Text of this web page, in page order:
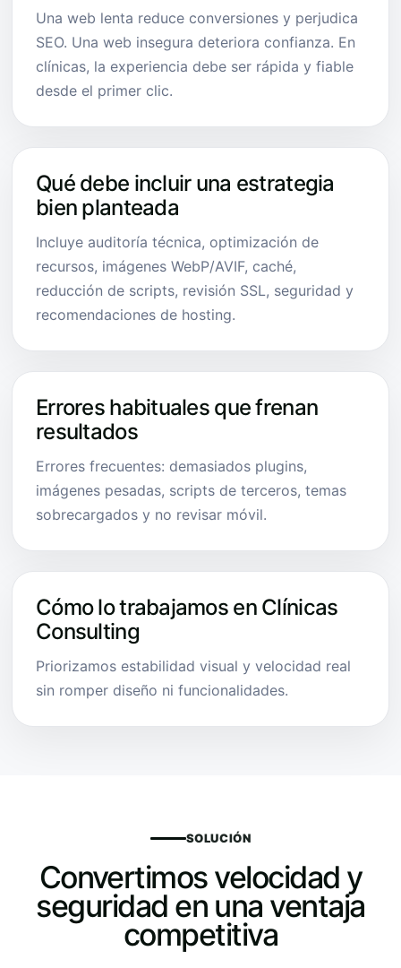
Una web lenta reduce conversiones y perjudica
SEO. Una web insegura deteriora confianza. En
clínicas, la experiencia debe ser rápida y fiable
desde el primer clic.
Qué debe incluir una estrategia
bien planteada
Incluye auditoría técnica, optimización de
recursos, imágenes WebP/AVIF, caché,
reducción de scripts, revisión SSL, seguridad y
recomendaciones de hosting.
Errores habituales que frenan
resultados
Errores frecuentes: demasiados plugins,
imágenes pesadas, scripts de terceros, temas
sobrecargados y no revisar móvil.
Cómo lo trabajamos en Clínicas
Consulting
Priorizamos estabilidad visual y velocidad real
sin romper diseño ni funcionalidades.
SOLUCIÓN
Convertimos velocidad y
seguridad en una ventaja
competitiva